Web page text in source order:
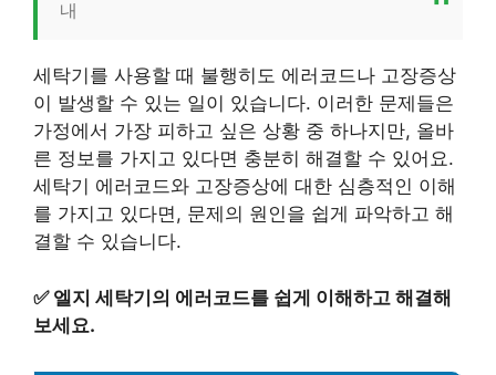
내
세탁기를 사용할 때 불행히도 에러코드나 고장증상
이 발생할 수 있는 일이 있습니다. 이러한 문제들은
가정에서 가장 피하고 싶은 상황 중 하나지만, 올바
른 정보를 가지고 있다면 충분히 해결할 수 있어요.
세탁기 에러코드와 고장증상에 대한 심층적인 이해
를 가지고 있다면, 문제의 원인을 쉽게 파악하고 해
결할 수 있습니다.
✅ 엘지 세탁기의 에러코드를 쉽게 이해하고 해결해
보세요.